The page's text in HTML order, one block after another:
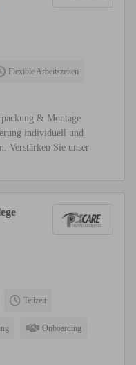
Flexible Arbeitszeiten
& Montage
individuell und
Verstärken Sie unser
Teilzeit
Onboarding